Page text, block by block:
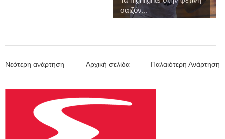
σαιζόν...
Νεότερη ανάρτηση Παλαιότερη Ανάρτηση
Αρχική σελίδα